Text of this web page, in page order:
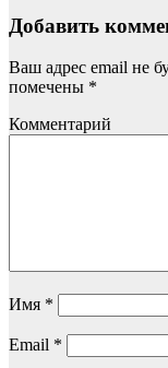
Добавить
Ваш адрес email не
помечены *
Комментарий
Имя *
Email *